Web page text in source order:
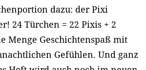
dazu: der Pixi
24 Türchen = 22 Pixis + 2
Menge Geschichtenspaß mit
Gefühlen. Und ganz